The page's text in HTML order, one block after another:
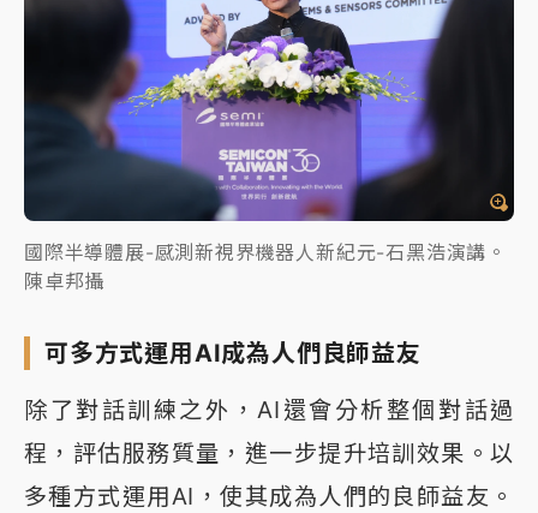
國際半導體展-感測新視界機器人新紀元-石黑浩演講。
陳卓邦攝
可多方式運用AI成為人們良師益友
除了對話訓練之外，AI還會分析整個對話過
程，評估服務質量，進一步提升培訓效果。以
多種方式運用AI，使其成為人們的良師益友。